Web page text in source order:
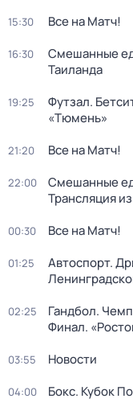
15:30 Все на Матч!
16:30
Смешанные
Таиланда
19:25
Футзал.
«Тюмень»
21:20 Все на Матч!
22:00
Смешанные
Трансляция
00:30 Все на Матч!
01:25
Автоспорт.
02:25
Гандбол.
Финал.
03:55 Новости
04:00 Бокс. Кубок